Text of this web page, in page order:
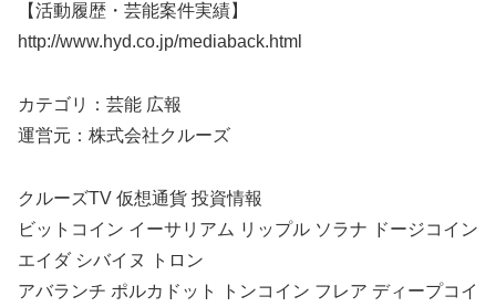
【活動履歴・芸能案件実績】
http://www.hyd.co.jp/mediaback.html
カテゴリ：芸能 広報
運営元：株式会社クルーズ
クルーズTV 仮想通貨 投資情報
ビットコイン イーサリアム リップル ソラナ ドージコイン
エイダ シバイヌ トロン
アバランチ ポルカドット トンコイン フレア ディープコイ